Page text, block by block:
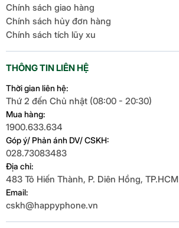
Chính sách giao hàng
Chính sách hủy đơn hàng
Chính sách tích lũy xu
THÔNG TIN LIÊN HỆ
Thời gian liên hệ:
Thứ 2 đến Chủ nhật (08:00 - 20:30)
Mua hàng:
1900.633.634
Góp ý/ Phản ánh DV/ CSKH:
028.73083483
Địa chỉ:
483 Tô Hiến Thành, P. Diên Hồng, TP.HCM
Email:
cskh@happyphone.vn